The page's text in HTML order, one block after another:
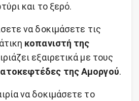
και το ξερό.
να δοκιμάσετε τις
κοπανιστή της
εξαιρετικά με τους
της Αμοργού.
να δοκιμάσετε το